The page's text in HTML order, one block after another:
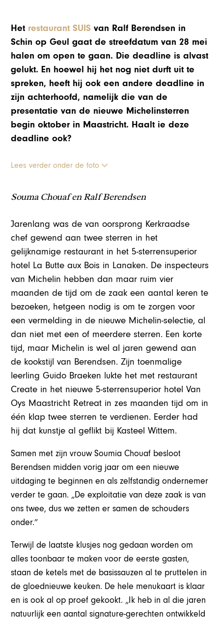
Het restaurant SUIS van Ralf Berendsen in
Schin op Geul gaat de streefdatum van 28 mei
halen om open te gaan. Die deadline is alvast
gelukt. En hoewel hij het nog niet durft uit te
spreken, heeft hij ook een andere deadline in
zijn achterhoofd, namelijk die van de
presentatie van de nieuwe Michelinsterren
begin oktober in Maastricht. Haalt ie deze
deadline ook?
Lees verder onder de foto
Souma Chouaf en Ralf Berendsen
Jarenlang was de van oorsprong Kerkraadse
chef gewend aan twee sterren in het
gelijknamige restaurant in het 5-sterrensuperior
hotel La Butte aux Bois in Lanaken. De inspecteurs
van Michelin hebben dan maar ruim vier
maanden de tijd om de zaak een aantal keren te
bezoeken, hetgeen nodig is om te zorgen voor
een vermelding in de nieuwe Michelin-selectie, al
dan niet met een of meerdere sterren. Een korte
tijd, maar Michelin is wel al jaren gewend aan
de kookstijl van Berendsen. Zijn toenmalige
leerling Guido Braeken lukte het met restaurant
Create in het nieuwe 5-sterrensuperior hotel Van
Oys Maastricht Retreat in zes maanden tijd om in
één klap twee sterren te verdienen. Eerder had
hij dat kunstje al geflikt bij Kasteel Wittem.
Samen met zijn vrouw Soumia Chouaf besloot
Berendsen midden vorig jaar om een nieuwe
uitdaging te beginnen en als zelfstandig ondernemer
verder te gaan. „De exploitatie van deze zaak is van
ons twee, dus we zetten er samen de schouders
onder.”
Terwijl de laatste klusjes nog gedaan worden om
alles toonbaar te maken voor de eerste gasten,
staan de ketels met de basissauzen al te pruttelen in
de gloednieuwe keuken. De hele menukaart is klaar
en is ook al op proef gekookt. „Ik heb in al die jaren
natuurlijk een aantal signature-gerechten ontwikkeld